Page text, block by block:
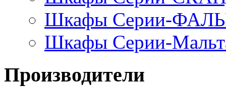
Шкафы Серии-
Шкафы Серии-
Производители